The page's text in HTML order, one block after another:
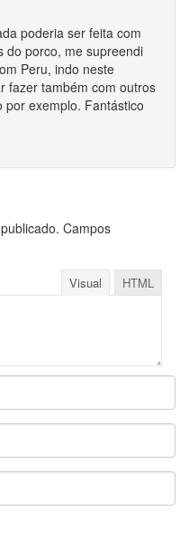
poderia ser feita com
do porco, me supreendi
Peru, indo neste
fazer também com outros
exemplo. Fantástico
Campos
Visual HTML